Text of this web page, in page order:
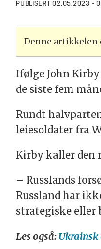
PUBLISERT 02.05.2023 -
Denne artikkelen
Ifølge John
de siste fem
Rundt
leiesoldater fra
Kirby kaller den
– Russlands
Russland har
strategiske eller
Les også: Ukrainsk